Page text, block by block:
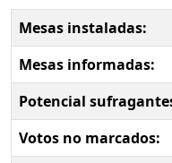
Mesas instaladas:
Mesas informadas:
Potencial
Votos no marcados: